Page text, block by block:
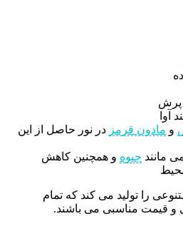
پرش
آوا
و مادون قرمز در نور حاصل از این
مانند جیوه و همچنین کاهش
را تولید می کند که تمام
و قیمت مناسبی می باشند.